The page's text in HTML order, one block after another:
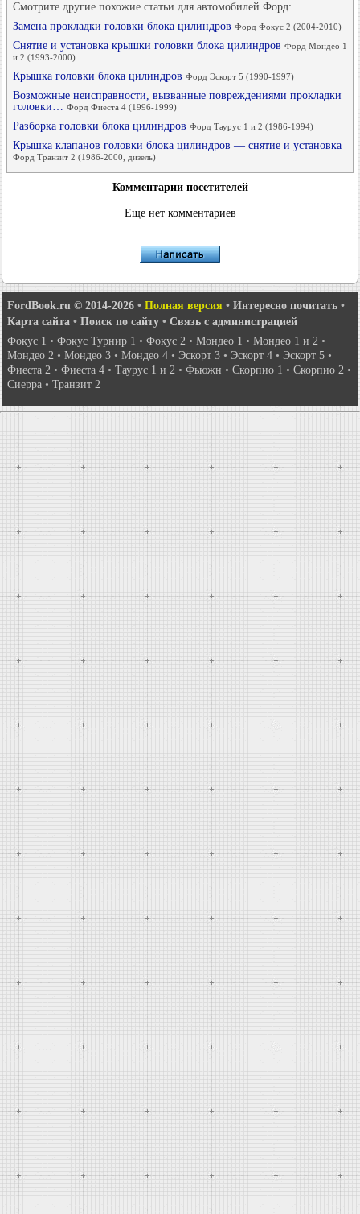
Смотрите другие похожие статьи для автомобилей Форд:
Замена прокладки головки блока цилиндров Форд Фокус 2 (2004-2010)
Снятие и установка крышки головки блока цилиндров Форд Мондео 1
и 2 (1993-2000)
Крышка головки блока цилиндров Форд Эскорт 5 (1990-1997)
Возможные неисправности, вызванные повреждениями прокладки
головки… Форд Фиеста 4 (1996-1999)
Разборка головки блока цилиндров Форд Таурус 1 и 2 (1986-1994)
Крышка клапанов головки блока цилиндров — снятие и установка
Форд Транзит 2 (1986-2000, дизель)
Комментарии посетителей
Еще нет комментариев
FordBook.ru © 2014-2026 • Полная версия • Интересно почитать •
Карта сайта • Поиск по сайту • Связь с администрацией
Фокус 1 • Фокус Турнир 1 • Фокус 2 • Мондео 1 • Мондео 1 и 2 •
Мондео 2 • Мондео 3 • Мондео 4 • Эскорт 3 • Эскорт 4 • Эскорт 5 •
Фиеста 2 • Фиеста 4 • Таурус 1 и 2 • Фьюжн • Скорпио 1 • Скорпио 2 •
Сиерра • Транзит 2